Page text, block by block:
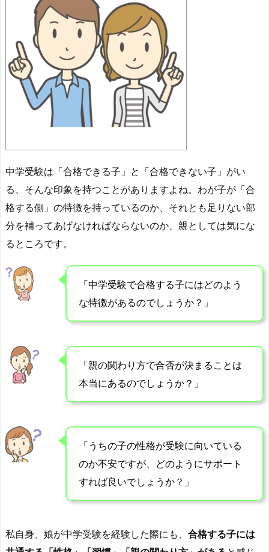
中学受験は「合格できる子」と「合格できない子」がい
る、そんな印象を持つことがありますよね。わが子が「合
格する側」の特徴を持っているのか、それとも足りない部
分を補ってあげなければならないのか、親としては気にな
るところです。
「中学受験で合格する子にはどのよう
な特徴があるのでしょうか？」
「親の関わり方で合否が決まることは
本当にあるのでしょうか？」
「うちの子の性格が受験に向いている
のか不安ですが、どのようにサポート
すれば良いでしょうか？」
私自身、娘が中学受験を経験した際にも、 合格する子には